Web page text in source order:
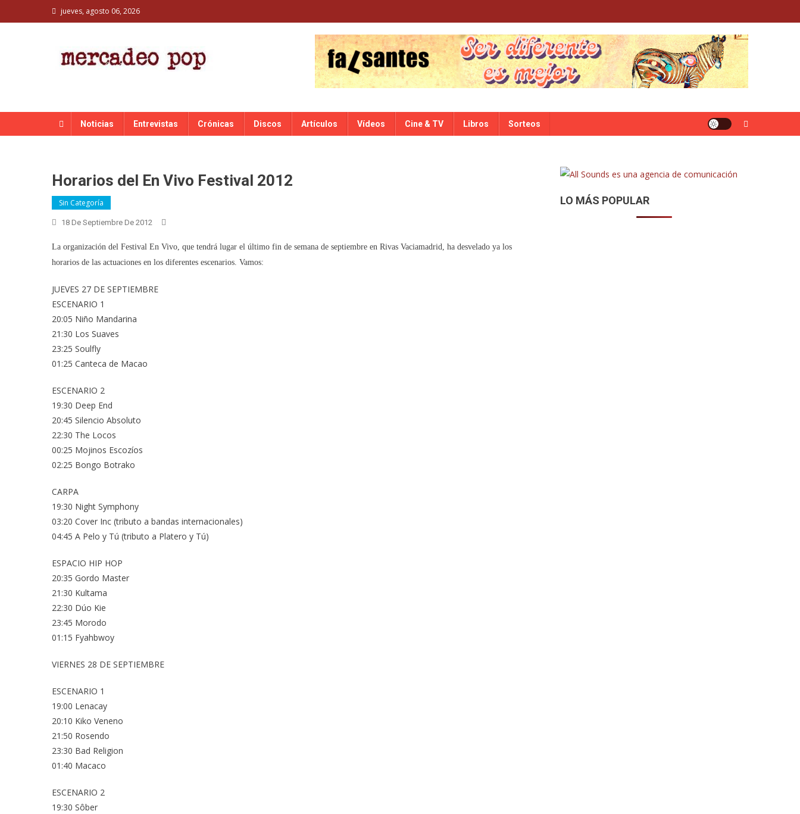
to
jueves, agosto 06, 2026
Noticias Entrevistas Crónicas Discos Artículos Vídeos Cine & TV Libros Sorteos
Horarios del En Vivo Festival 2012
Sin Categoría
18 De Septiembre De 2012
La organización del Festival En Vivo, que tendrá lugar el último fin de semana de septiembre en Rivas Vaciamadrid, ha desvelado ya los
horarios de las actuaciones en los diferentes escenarios. Vamos:
JUEVES 27 DE SEPTIEMBRE
ESCENARIO 1
20:05 Niño Mandarina
21:30 Los Suaves
23:25 Soulfly
01:25 Canteca de Macao
ESCENARIO 2
19:30 Deep End
20:45 Silencio Absoluto
22:30 The Locos
00:25 Mojinos Escozíos
02:25 Bongo Botrako
CARPA
19:30 Night Symphony
03:20 Cover Inc (tributo a bandas internacionales)
04:45 A Pelo y Tú (tributo a Platero y Tú)
ESPACIO HIP HOP
20:35 Gordo Master
21:30 Kultama
22:30 Dúo Kie
23:45 Morodo
01:15 Fyahbwoy
VIERNES 28 DE SEPTIEMBRE
ESCENARIO 1
19:00 Lenacay
20:10 Kiko Veneno
21:50 Rosendo
23:30 Bad Religion
01:40 Macaco
ESCENARIO 2
19:30 Sôber
LO MÁS POPULAR